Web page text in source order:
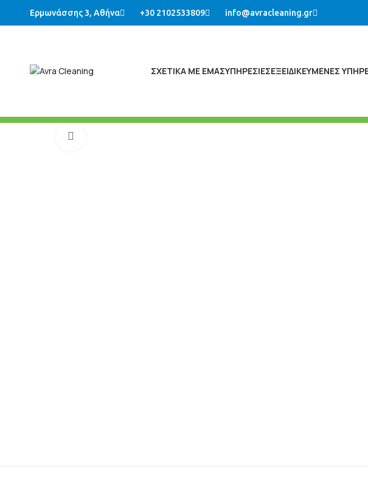
Ερμωνάσσης 3, Αθήνα +30 2102533809 info@avracleaning.gr
ΣΧΕΤΙΚΑ ΜΕ ΕΜΑΣΥΠΗΡΕΣΙΕΣΕΞΕΙΔΙΚΕΥΜΈΝΕΣ